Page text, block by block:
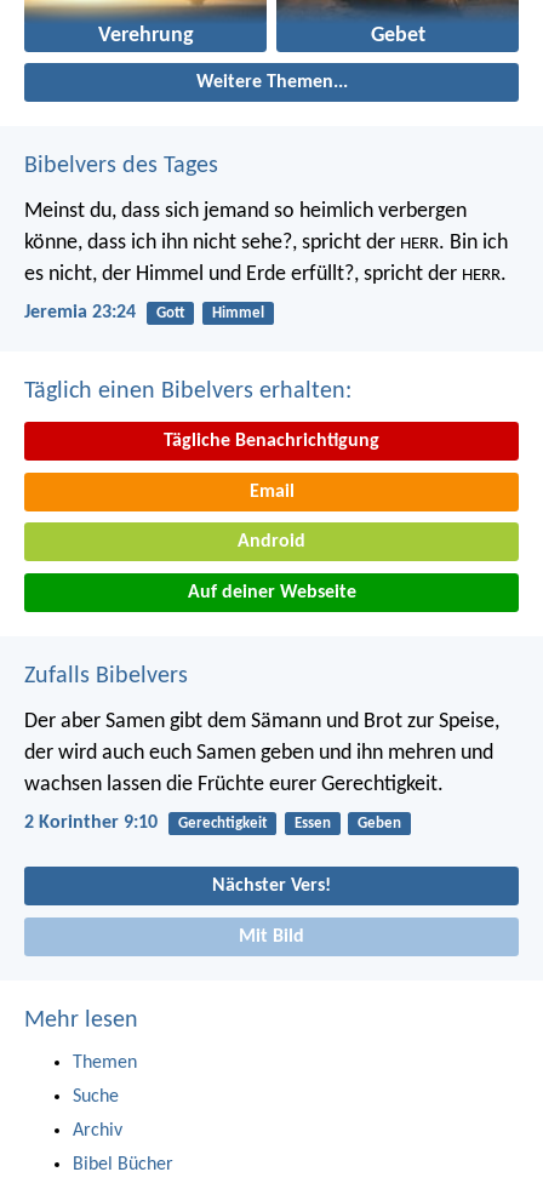
Verehrung Gebet
Weitere Themen...
Bibelvers des Tages
Meinst du, dass sich jemand so heimlich verbergen
könne, dass ich ihn nicht sehe?, spricht der HERR. Bin ich
es nicht, der Himmel und Erde erfüllt?, spricht der HERR.
Jeremia 23:24 Gott Himmel
Täglich einen Bibelvers erhalten:
Tägliche Benachrichtigung
Email
Android
Auf deiner Webseite
Zufalls Bibelvers
Der aber Samen gibt dem Sämann und Brot zur Speise,
der wird auch euch Samen geben und ihn mehren und
wachsen lassen die Früchte eurer Gerechtigkeit.
2 Korinther 9:10 Gerechtigkeit Essen Geben
Nächster Vers!
Mit Bild
Mehr lesen
Themen
Suche
Archiv
Bibel Bücher